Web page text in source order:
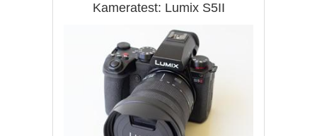
Kameratest: Lumix S5II